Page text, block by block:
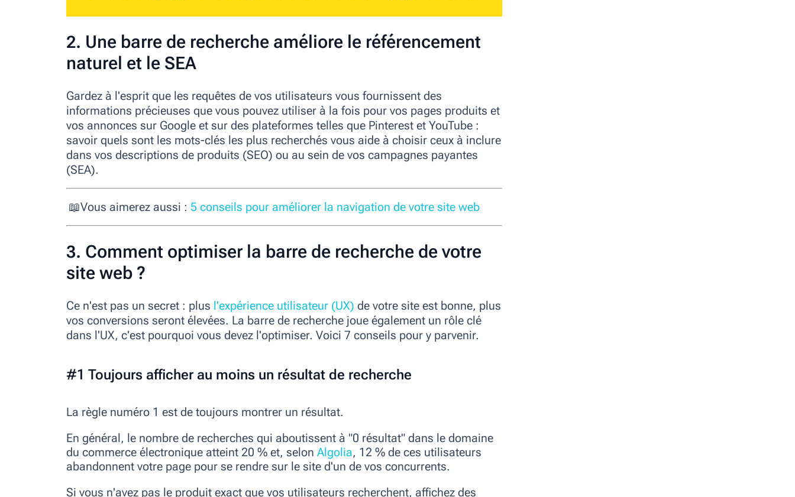
2. Une barre de recherche améliore le référencement
naturel et le SEA
Gardez à l'esprit que les requêtes de vos utilisateurs vous fournissent des
informations précieuses que vous pouvez utiliser à la fois pour vos pages produits et
vos annonces sur Google et sur des plateformes telles que Pinterest et YouTube :
savoir quels sont les mots-clés les plus recherchés vous aide à choisir ceux à inclure
dans vos descriptions de produits (SEO) ou au sein de vos campagnes payantes
(SEA).
📖Vous aimerez aussi : 5 conseils pour améliorer la navigation de votre site web
3. Comment optimiser la barre de recherche de votre
site web ?
Ce n'est pas un secret : plus l'expérience utilisateur (UX) de votre site est bonne, plus
vos conversions seront élevées. La barre de recherche joue également un rôle clé
dans l'UX, c'est pourquoi vous devez l'optimiser. Voici 7 conseils pour y parvenir.
#1 Toujours afficher au moins un résultat de recherche
La règle numéro 1 est de toujours montrer un résultat.
En général, le nombre de recherches qui aboutissent à "0 résultat" dans le domaine
du commerce électronique atteint 20 % et, selon Algolia, 12 % de ces utilisateurs
abandonnent votre page pour se rendre sur le site d'un de vos concurrents.
Si vous n'avez pas le produit exact que vos utilisateurs recherchent, affichez des